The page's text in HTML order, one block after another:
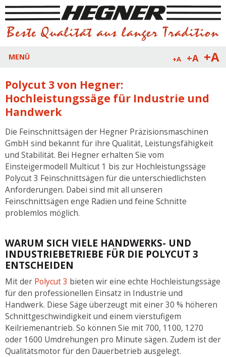
+A +A +A
MENÜ
Polycut 3 von Hegner:
Hochleistungssäge für Industrie und
Handwerk
Die Feinschnittsägen der Hegner Präzisionsmaschinen
GmbH sind bekannt für ihre Qualität, Leistungsfähigkeit
und Stabilität. Bei Hegner erhalten Sie vom
Einsteigermodell Multicut 1 bis zur Hochleistungssäge
Polycut 3 Feinschnittsägen für die unterschiedlichsten
Anforderungen. Dabei sind mit all unseren
Feinschnittsägen enge Radien und feine Schnitte
problemlos möglich.
WARUM SICH VIELE HANDWERKS- UND
INDUSTRIEBETRIEBE FÜR DIE POLYCUT 3
ENTSCHEIDEN
Mit der Polycut 3 bieten wir eine echte Hochleistungssäge
für den professionellen Einsatz in Industrie und
Handwerk. Diese Säge überzeugt mit einer 30 % höheren
Schnittgeschwindigkeit und einem vierstufigem
Keilriemenantrieb. So können Sie mit 700, 1100, 1270
oder 1600 Umdrehungen pro Minute sägen. Zudem ist der
Qualitätsmotor für den Dauerbetrieb ausgelegt.